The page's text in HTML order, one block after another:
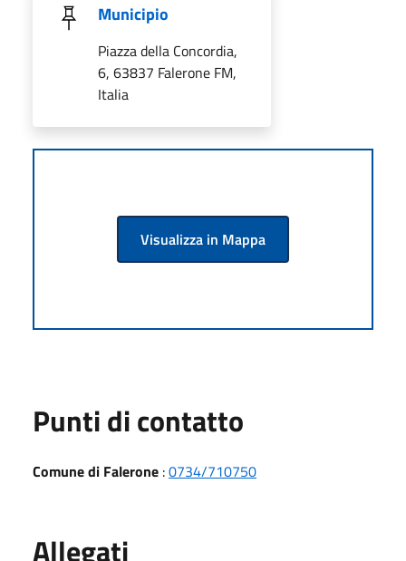
Municipio
Piazza della Concordia,
6, 63837 Falerone FM,
Italia
Visualizza in Mappa
Punti di contatto
Comune di Falerone :0734/710750
Allegati